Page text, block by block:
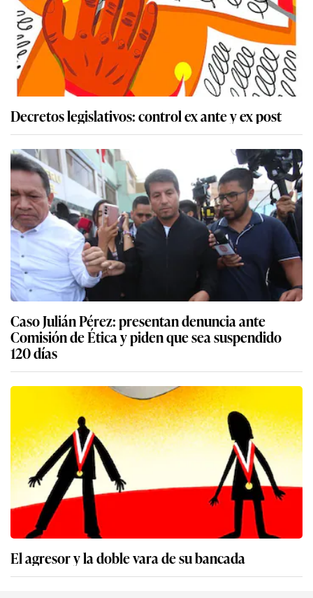
Decretos legislativos: control ex ante y ex post
Caso Julián Pérez: presentan denuncia ante
Comisión de Ética y piden que sea suspendido
120 días
El agresor y la doble vara de su bancada